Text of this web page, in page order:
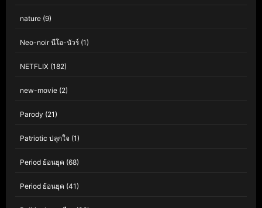
nature (9)
Neo-noir นีโอ-นัวร์ (1)
NETFLIX (182)
new-movie (2)
Parody (21)
Patriotic ปลุกใจ (1)
Period ย้อนยุค (68)
Period ย้อนยุค (41)